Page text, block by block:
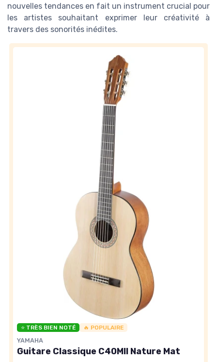
nouvelles tendances en fait un instrument crucial pour
les artistes souhaitant exprimer leur créativité à
travers des sonorités inédites.
⭐ TRÈS BIEN NOTÉ 🔥 POPULAIRE
YAMAHA
Guitare Classique C40MII Nature Mat